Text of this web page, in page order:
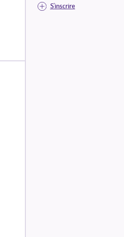
S'inscrire